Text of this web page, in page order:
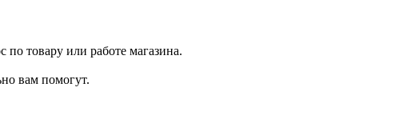
товару или работе магазина.
вам помогут.